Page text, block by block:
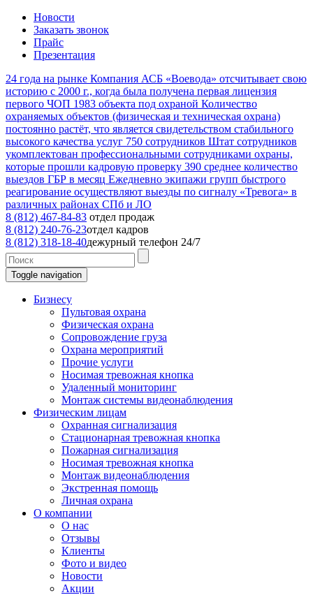
Новости
Заказать звонок
Прайс
Презентация
24 года на рынке Компания АСБ «Воевода» отсчитывает свою
историю с 2000 г., когда была получена первая лицензия
первого ЧОП 1983 объекта под охраной Количество
охраняемых объектов (физическая и техническая охрана)
постоянно растёт, что является свидетельством стабильного
высокого качества услуг 750 сотрудников Штат сотрудников
укомплектован профессиональными сотрудниками охраны,
которые прошли кадровую проверку 390 среднее количество
выездов ГБР в месяц Ежедневно экипажи групп быстрого
реагирование осуществляют выезды по сигналу «Тревога» в
различных районах СПб и ЛО
8 (812) 467-84-83 отдел продаж
8 (812) 240-76-23отдел кадров
8 (812) 318-18-40дежурный телефон 24/7
Toggle navigation
Бизнесу
Пультовая охрана
Физическая охрана
Сопровождение груза
Охрана мероприятий
Прочие услуги
Носимая тревожная кнопка
Удаленный мониторинг
Монтаж системы видеонаблюдения
Физическим лицам
Охранная сигнализация
Стационарная тревожная кнопка
Пожарная сигнализация
Носимая тревожная кнопка
Монтаж видеонаблюдения
Экстренная помощь
Личная охрана
О компании
О нас
Отзывы
Клиенты
Фото и видео
Новости
Акции